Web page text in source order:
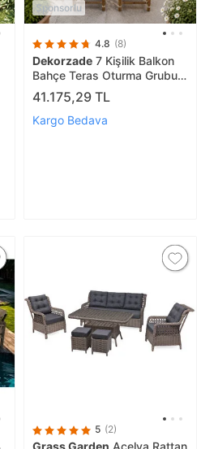
Sponsorlu
4.8 (8)
Dekorzade 7 Kişilik Balkon
Bahçe Teras Oturma Grubu
Masa Takımı
41.175,29 TL
Kargo Bedava
5 (2)
Grass Garden Açelya Rattan